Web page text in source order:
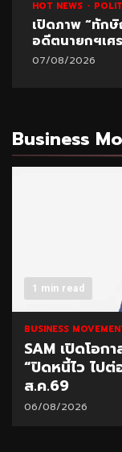
HOT NEWS POLITICS
เปิดภาพ “ทักษิณ”
อดีตนายกฯเศรษฐา
07/08/2026
Business
รงการ
8-9